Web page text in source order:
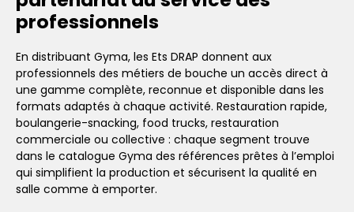
professionnels
En distribuant Gyma, les Ets DRAP donnent aux
professionnels des métiers de bouche un accès direct à
une gamme complète, reconnue et disponible dans les
formats adaptés à chaque activité. Restauration rapide,
boulangerie-snacking, food trucks, restauration
commerciale ou collective : chaque segment trouve
dans le catalogue Gyma des références prêtes à l’emploi
qui simplifient la production et sécurisent la qualité en
salle comme à emporter.